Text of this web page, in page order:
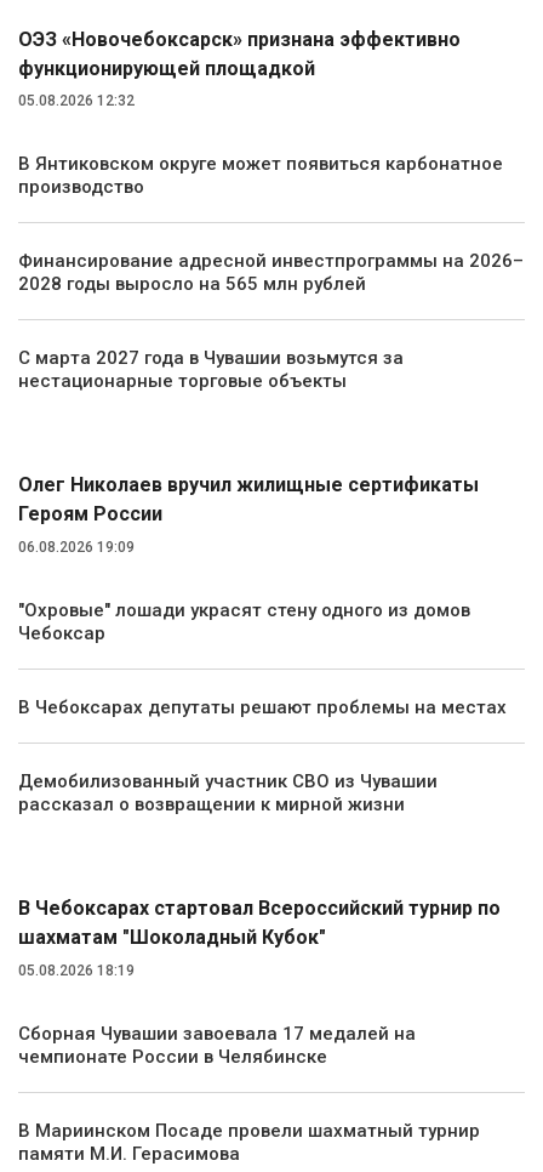
ОЭЗ «Новочебоксарск» признана эффективно
функционирующей площадкой
05.08.2026 12:32
В Янтиковском округе может появиться карбонатное
производство
Финансирование адресной инвестпрограммы на 2026–
2028 годы выросло на 565 млн рублей
С марта 2027 года в Чувашии возьмутся за
нестационарные торговые объекты
Олег Николаев вручил жилищные сертификаты
Героям России
06.08.2026 19:09
"Охровые" лошади украсят стену одного из домов
Чебоксар
В Чебоксарах депутаты решают проблемы на местах
Демобилизованный участник СВО из Чувашии
рассказал о возвращении к мирной жизни
В Чебоксарах стартовал Всероссийский турнир по
шахматам "Шоколадный Кубок"
05.08.2026 18:19
Сборная Чувашии завоевала 17 медалей на
чемпионате России в Челябинске
В Мариинском Посаде провели шахматный турнир
памяти М.И. Герасимова